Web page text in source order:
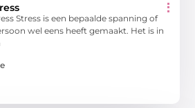
Stress is een bepaalde spanning of
wel eens heeft gemaakt. Het is in